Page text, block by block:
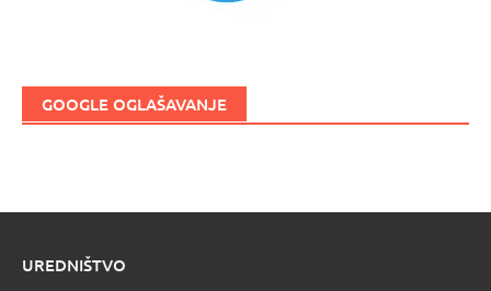
GOOGLE OGLAŠAVANJE
UREDNIŠTVO